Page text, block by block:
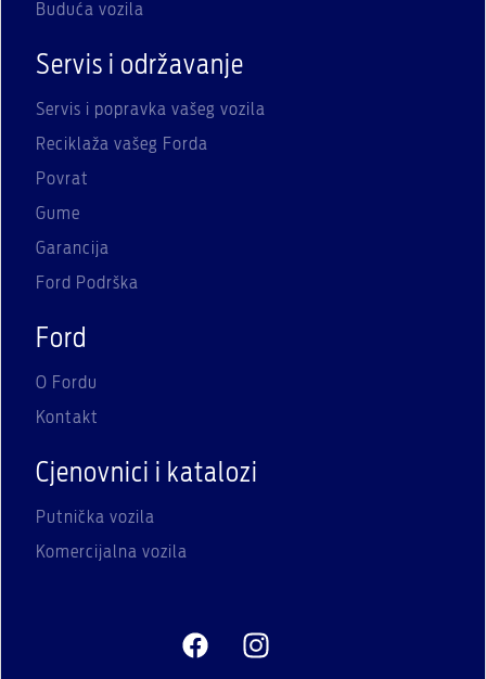
Buduća vozila
Servis i održavanje
Servis i popravka vašeg vozila
Reciklaža vašeg Forda
Povrat
Gume
Garancija
Ford Podrška
Ford
O Fordu
Kontakt
Cjenovnici i katalozi
Putnička vozila
Komercijalna vozila